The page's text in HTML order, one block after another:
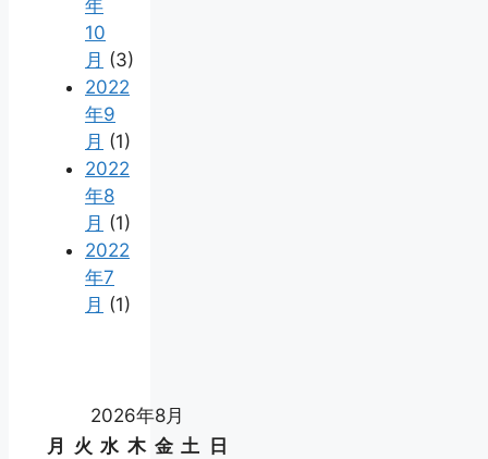
年
10
月 (3)
2022
年9
月 (1)
2022
年8
月 (1)
2022
年7
月 (1)
2026年8月
月
火 水 木 金 土
日